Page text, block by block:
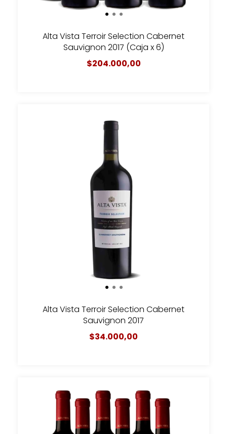
Alta Vista Terroir Selection Cabernet
Sauvignon 2017 (Caja x 6)
$204.000,00
Alta Vista Terroir Selection Cabernet
Sauvignon 2017
$34.000,00